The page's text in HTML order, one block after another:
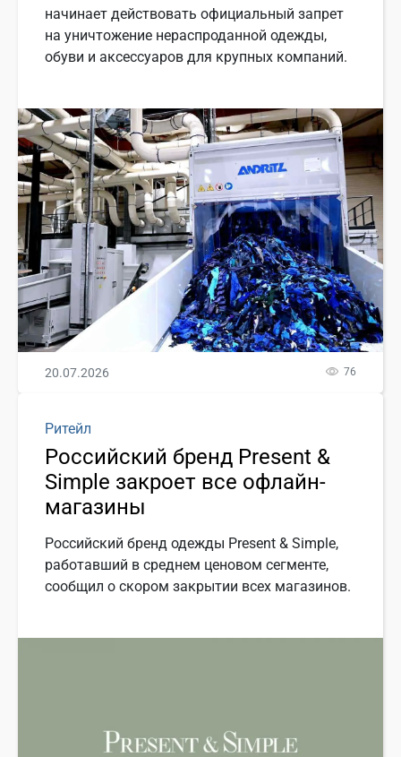
начинает действовать официальный запрет
на уничтожение нераспроданной одежды,
обуви и аксессуаров для крупных компаний.
20.07.2026 76
Ритейл
Российский бренд Present &
Simple закроет все офлайн-
магазины
Российский бренд одежды Present & Simple,
работавший в среднем ценовом сегменте,
сообщил о скором закрытии всех магазинов.